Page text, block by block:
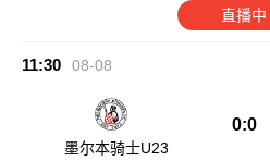
直播中
11:30 08-08
墨尔本骑士U23
0:0